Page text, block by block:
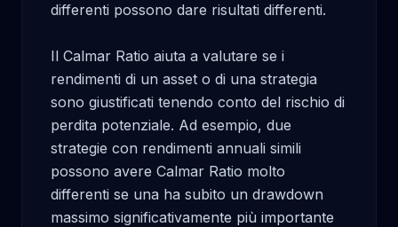
differenti possono dare risultati differenti.
Il Calmar Ratio aiuta a valutare se i
rendimenti di un asset o di una strategia
sono giustificati tenendo conto del rischio di
perdita potenziale. Ad esempio, due
strategie con rendimenti annuali simili
possono avere Calmar Ratio molto
differenti se una ha subito un drawdown
massimo significativamente più importante